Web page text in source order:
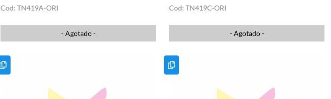
TN419A-ORI
- Agotado -
TN419C-ORI
- Agotado -